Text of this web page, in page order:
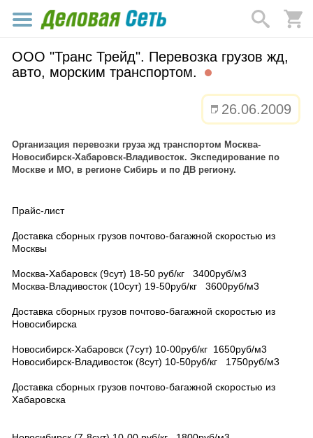
ООО "Транс Трейд". Перевозка грузов жд,
авто, морским транспортом.
26.06.2009
Организация перевозки груза жд транспортом Москва-
Новосибирск-Хабаровск-Владивосток. Экспедирование по
Москве и МО, в регионе Сибирь и по ДВ региону.
Прайс-лист
Доставка сборных грузов почтово-багажной скоростью из
Москвы
Москва-Хабаровск (9сут) 18-50 руб/кг 3400руб/м3
Москва-Владивосток (10сут) 19-50руб/кг 3600руб/м3
Доставка сборных грузов почтово-багажной скоростью из
Новосибирска
Новосибирск-Хабаровск (7сут) 10-00руб/кг 1650руб/м3
Новосибирск-Владивосток (8сут) 10-50руб/кг 1750руб/м3
Доставка сборных грузов почтово-багажной скоростью из
Хабаровска